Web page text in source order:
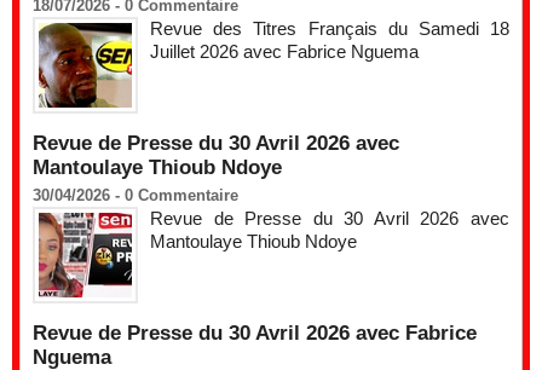
18/07/2026 - 0 Commentaire
Revue des Titres Français du Samedi 18
Juillet 2026 avec Fabrice Nguema
Revue de Presse du 30 Avril 2026 avec
Mantoulaye Thioub Ndoye
30/04/2026 - 0 Commentaire
Revue de Presse du 30 Avril 2026 avec
Mantoulaye Thioub Ndoye
Revue de Presse du 30 Avril 2026 avec Fabrice
Nguema